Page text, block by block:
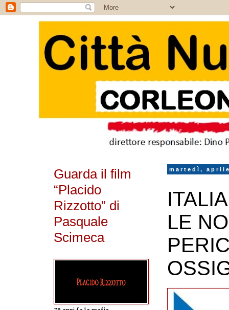
martedì,
LE
Guarda il film
“Placido
Rizzotto” di
Pasquale
Scimeca